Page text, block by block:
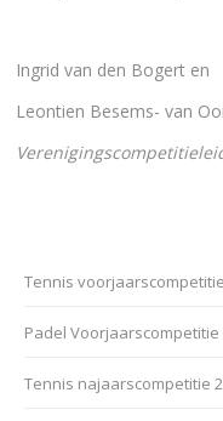
Ingrid van den Bogert en
Leontien Besems- van
Tennis
Padel Voorjaarscompetitie
Tennis najaarscompetitie